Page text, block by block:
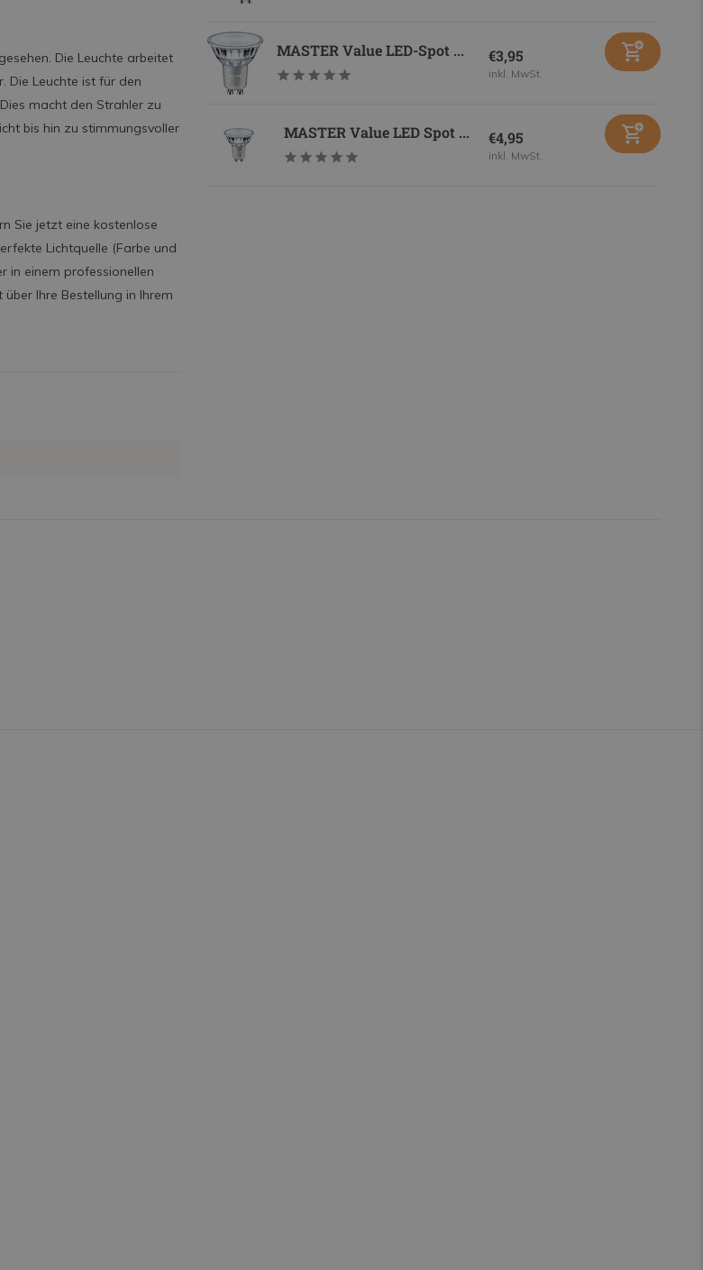
Die Leuchte arbeitet
Die Leuchte ist für den
macht den Strahler zu
bis hin zu stimmungsvoller
Sie jetzt eine kostenlose
Lichtquelle (Farbe und
in einem professionellen
Ihre Bestellung in Ihrem
MASTER Value LED-Spot ... €3,95
inkl. MwSt.
MASTER Value LED Spot ... €4,95
inkl. MwSt.